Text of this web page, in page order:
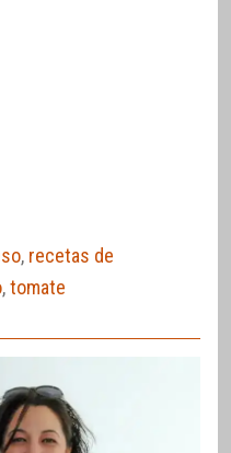
, recetas de
,tomate